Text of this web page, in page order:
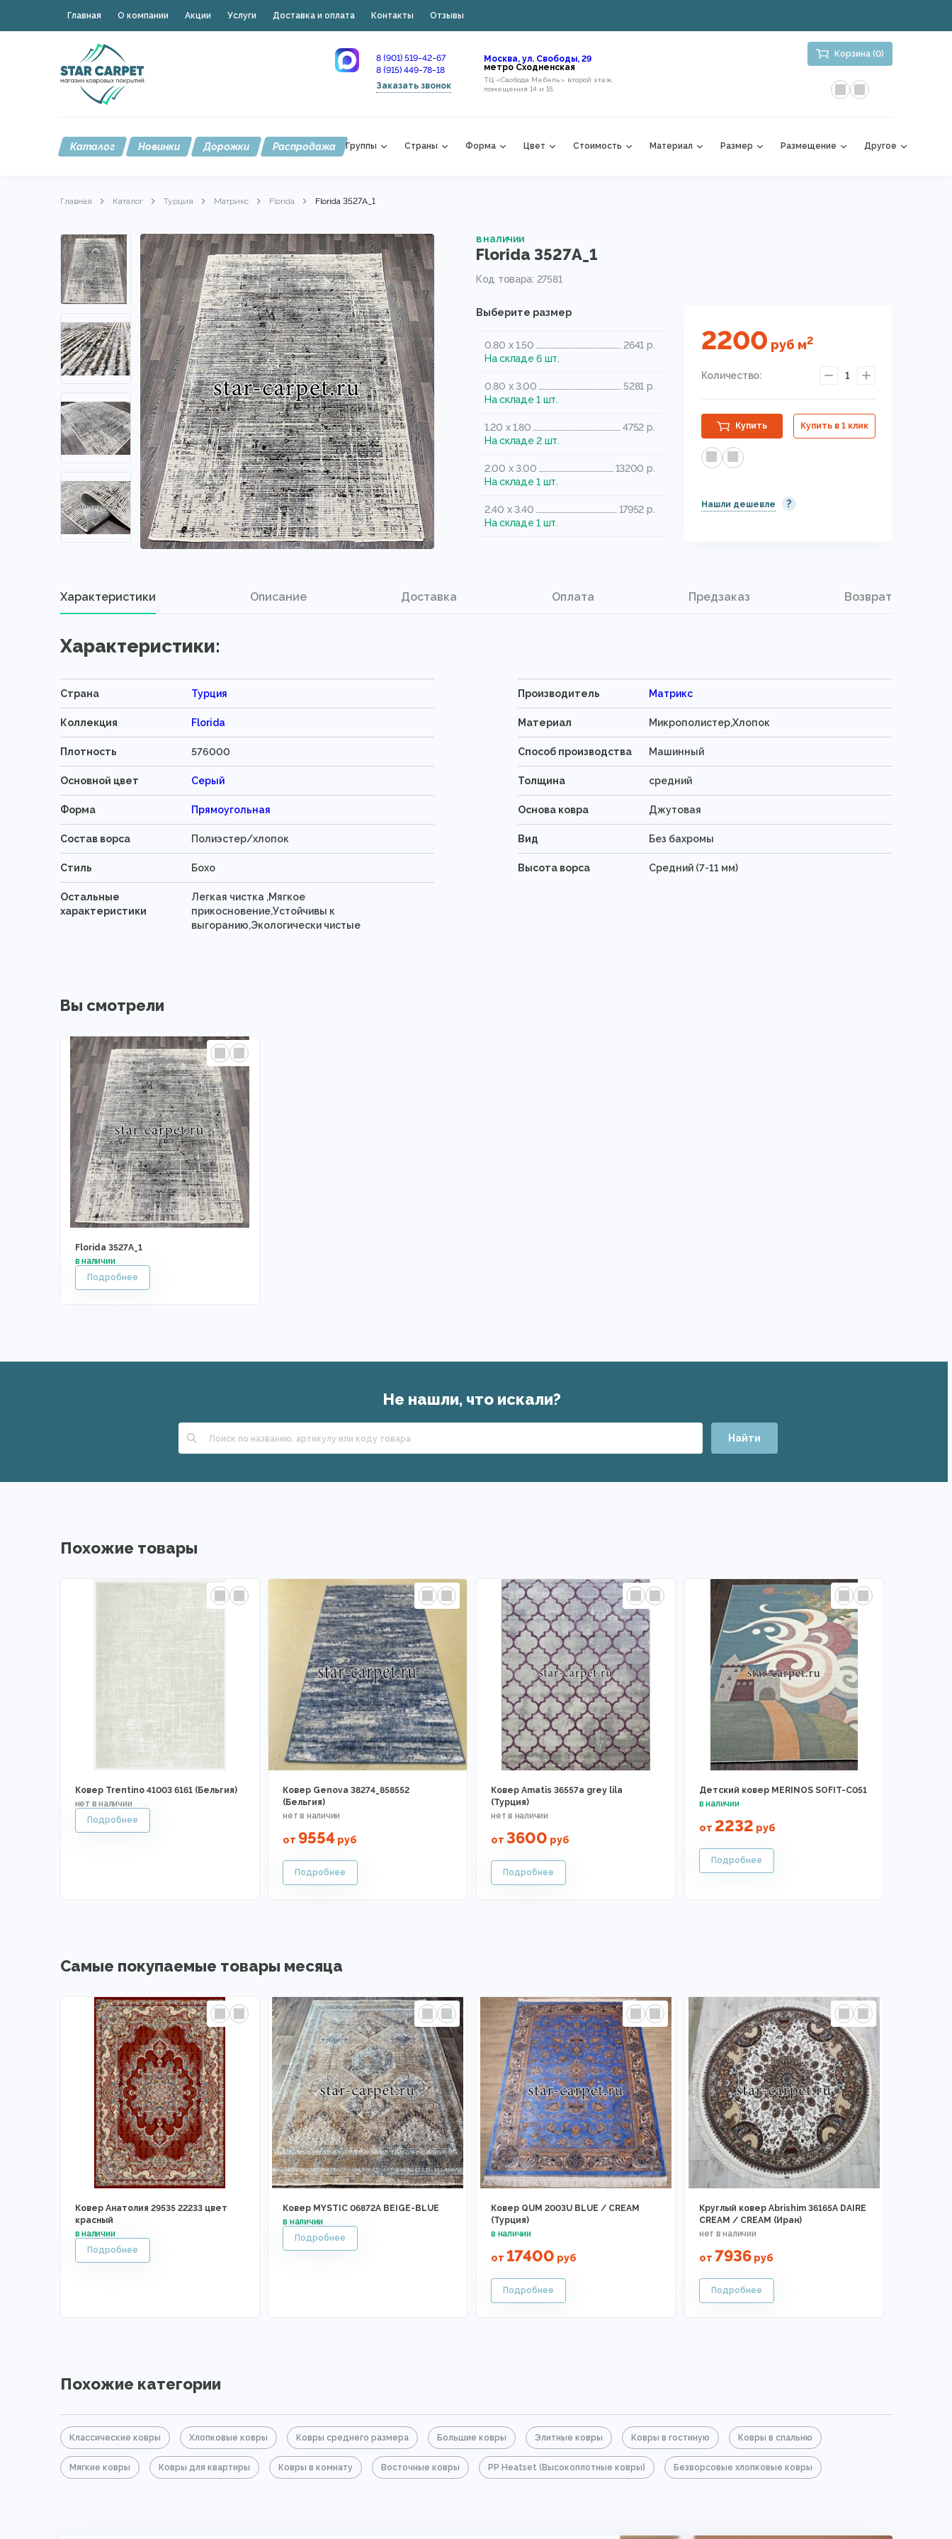
Главная О компании Акции Услуги Доставка и оплата Контакты Отзывы
8 (901) 519-42-67
8 (915) 449-78-18
Заказать звонок
Москва, ул. Свободы, 29
метро Сходненская
ТЦ «Свобода Мебель» второй этаж,
помещения 14 и 15,
Корзина (0)
Каталог Новинки Дорожки Распродажа Группы Страны Форма Цвет Стоимость Материал Размер Размещение Другое
Главная Каталог Турция Матрикс Florida Florida 3527A_1
в наличии
Florida 3527A_1
Код товара: 27581
Выберите размер
0.80 x 1.50
2641 р.
На складе 6 шт.
0.80 x 3.00
5281 р.
На складе 1 шт.
1.20 x 1.80
4752 р.
На складе 2 шт.
2.00 x 3.00
13200 р.
На складе 1 шт.
2.40 x 3.40
17952 р.
На складе 1 шт.
2200 руб м2
Количество: 1
Купить Купить в 1 клик
Нашли дешевле ?
Характеристики Описание Доставка Оплата Предзаказ Возврат
Характеристики:
Страна Турция Производитель Матрикс
Коллекция Florida Материал Микрополистер,Хлопок
Плотность 576000 Способ производства Машинный
Основной цвет Серый Толщина средний
Форма Прямоугольная Основа ковра Джутовая
Состав ворса Полиэстер/хлопок Вид Без бахромы
Стиль Бохо Высота ворса Средний (7-11 мм)
Остальные
характеристики
Легкая чистка ,Мягкое
прикосновение,Устойчивы к
выгоранию,Экологически чистые
Вы смотрели
Florida 3527A_1
Не нашли, что искали?
Найти
Похожие товары
Ковер Trentino 41003 6161 (Бельгия)
Ковер Genova 38274_858552
(Бельгия)
от9554 руб
Ковер Amatis 36557a grey lila
(Турция)
от 3600 руб
Детский ковер MERINOS SOFIT-C051
от 2232 руб
Самые покупаемые товары месяца
Ковер Анатолия 29535 22233 цвет
красный
Ковер MYSTIC 06872A BEIGE-BLUE
Ковер QUM 2003U BLUE / CREAM
(Турция)
от 17400 руб
Круглый ковер Abrishim 36165A DAIRE
CREAM / CREAM (Иран)
от 7936руб
Похожие категории
Классические ковры Хлопковые ковры Ковры среднего размера Большие ковры Элитные ковры Ковры в гостиную Ковры в спальню
Мягкие ковры Ковры для квартиры Ковры в комнату Восточные ковры PP Heatset (Высокоплотные ковры) Безворсовые хлопковые ковры